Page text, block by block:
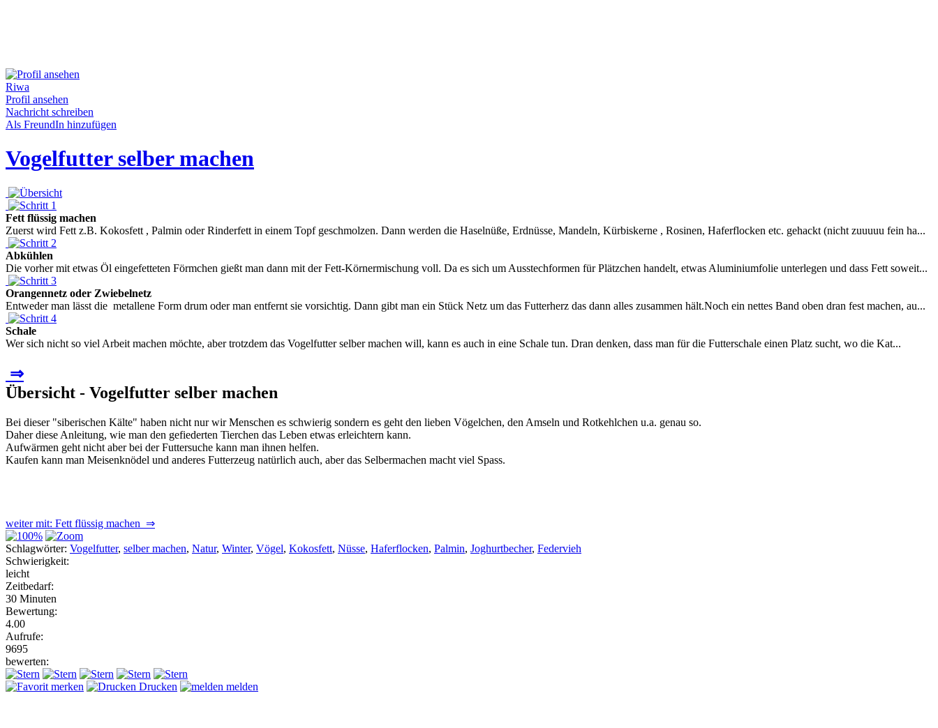
Riwa
Profil ansehen
Nachricht schreiben
Als FreundIn hinzufügen
Vogelfutter selber machen
Fett flüssig machen
Zuerst wird Fett z.B. Kokosfett , Palmin oder Rinderfett in einem Topf geschmolzen. Dann werden die Haselnüße, Erdnüsse, Mandeln, Kürbiskerne , Rosinen, Haferflocken etc. gehackt (nicht zuuuuu fein ha...
Abkühlen
Die vorher mit etwas Öl eingefetteten Förmchen gießt man dann mit der Fett-Körnermischung voll. Da es sich um Ausstechformen für Plätzchen handelt, etwas Aluminiumfolie unterlegen und dass Fett soweit...
Orangennetz oder Zwiebelnetz
Entweder man lässt die metallene Form drum oder man entfernt sie vorsichtig. Dann gibt man ein Stück Netz um das Futterherz das dann alles zusammen hält.Noch ein nettes Band oben dran fest machen, au...
Schale
Wer sich nicht so viel Arbeit machen möchte, aber trotzdem das Vogelfutter selber machen will, kann es auch in eine Schale tun. Dran denken, dass man für die Futterschale einen Platz sucht, wo die Kat...
⇒
Übersicht - Vogelfutter selber machen
Bei dieser "siberischen Kälte" haben nicht nur wir Menschen es schwierig sondern es geht den lieben Vögelchen, den Amseln und Rotkehlchen u.a. genau so.
Daher diese Anleitung, wie man den gefiederten Tierchen das Leben etwas erleichtern kann.
Aufwärmen geht nicht aber bei der Futtersuche kann man ihnen helfen.
Kaufen kann man Meisenknödel und anderes Futterzeug natürlich auch, aber das Selbermachen macht viel Spass.
weiter mit: Fett flüssig machen ⇒
Schlagwörter: Vogelfutter, selber machen, Natur, Winter, Vögel, Kokosfett, Nüsse, Haferflocken, Palmin, Joghurtbecher, Federvieh
Schwierigkeit:
leicht
Zeitbedarf:
30 Minuten
Bewertung:
4.00
Aufrufe:
9695
bewerten:
merken Drucken melden